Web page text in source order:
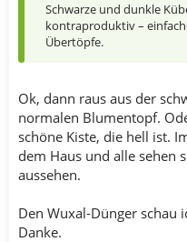
Schwarze und dunkle
kontraproduktiv –
Übertöpfe.
Ok, dann raus aus der
normalen Blumentopf.
schöne Kiste, die hell ist.
dem Haus und alle sehen
aussehen.
Den Wuxal-Dünger schau
Danke.